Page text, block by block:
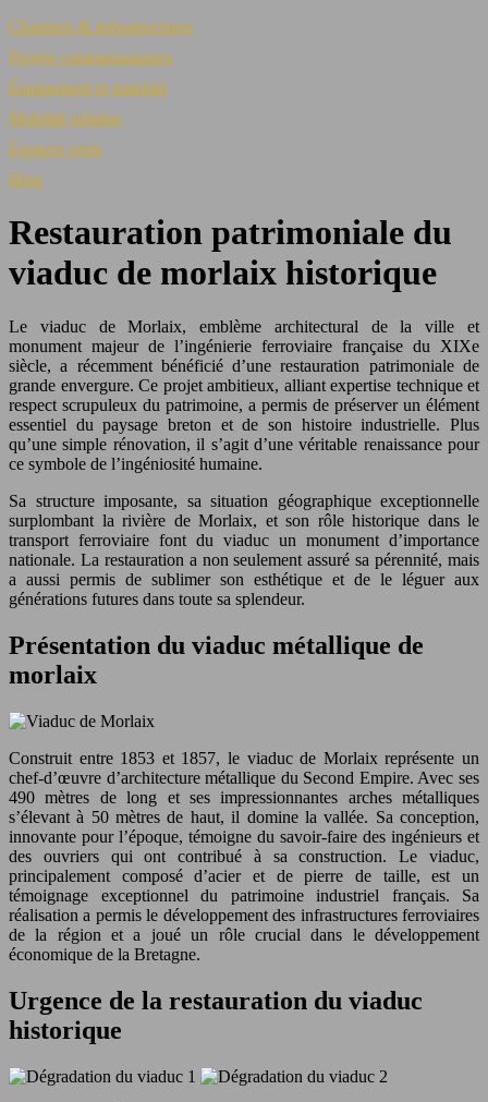
Chantiers & infrastructures
Projets communautaires
Équipement et matériel
Mobilité urbaine
Espaces verts
Blog
Restauration patrimoniale du
viaduc de morlaix historique
Le viaduc de Morlaix, emblème architectural de la ville et
monument majeur de l’ingénierie ferroviaire française du XIXe
siècle, a récemment bénéficié d’une restauration patrimoniale de
grande envergure. Ce projet ambitieux, alliant expertise technique et
respect scrupuleux du patrimoine, a permis de préserver un élément
essentiel du paysage breton et de son histoire industrielle. Plus
qu’une simple rénovation, il s’agit d’une véritable renaissance pour
ce symbole de l’ingéniosité humaine.
Sa structure imposante, sa situation géographique exceptionnelle
surplombant la rivière de Morlaix, et son rôle historique dans le
transport ferroviaire font du viaduc un monument d’importance
nationale. La restauration a non seulement assuré sa pérennité, mais
a aussi permis de sublimer son esthétique et de le léguer aux
générations futures dans toute sa splendeur.
Présentation du viaduc métallique de
morlaix
Construit entre 1853 et 1857, le viaduc de Morlaix représente un
chef-d’œuvre d’architecture métallique du Second Empire. Avec ses
490 mètres de long et ses impressionnantes arches métalliques
s’élevant à 50 mètres de haut, il domine la vallée. Sa conception,
innovante pour l’époque, témoigne du savoir-faire des ingénieurs et
des ouvriers qui ont contribué à sa construction. Le viaduc,
principalement composé d’acier et de pierre de taille, est un
témoignage exceptionnel du patrimoine industriel français. Sa
réalisation a permis le développement des infrastructures ferroviaires
de la région et a joué un rôle crucial dans le développement
économique de la Bretagne.
Urgence de la restauration du viaduc
historique